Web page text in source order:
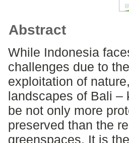
Abstract
While Indonesia
challenges due to
exploitation of
landscapes of Bali –
be not only more
preserved than the
greenspaces. It is